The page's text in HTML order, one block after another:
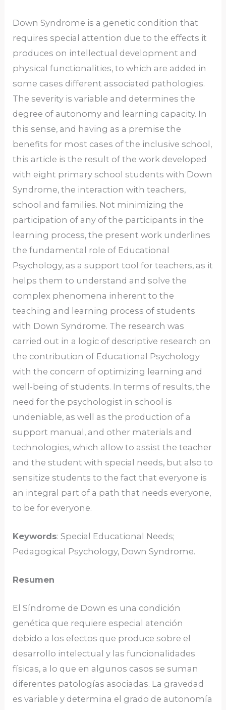
Down Syndrome is a genetic condition that
requires special attention due to the effects it
produces on intellectual development and
physical functionalities, to which are added in
some cases different associated pathologies.
The severity is variable and determines the
degree of autonomy and learning capacity. In
this sense, and having as a premise the
benefits for most cases of the inclusive school,
this article is the result of the work developed
with eight primary school students with Down
Syndrome, the interaction with teachers,
school and families. Not minimizing the
participation of any of the participants in the
learning process, the present work underlines
the fundamental role of Educational
Psychology, as a support tool for teachers, as it
helps them to understand and solve the
complex phenomena inherent to the
teaching and learning process of students
with Down Syndrome. The research was
carried out in a logic of descriptive research on
the contribution of Educational Psychology
with the concern of optimizing learning and
well-being of students. In terms of results, the
need for the psychologist in school is
undeniable, as well as the production of a
support manual, and other materials and
technologies, which allow to assist the teacher
and the student with special needs, but also to
sensitize students to the fact that everyone is
an integral part of a path that needs everyone,
to be for everyone.
Keywords: Special Educational Needs;
Pedagogical Psychology, Down Syndrome.
Resumen
El Síndrome de Down es una condición
genética que requiere especial atención
debido a los efectos que produce sobre el
desarrollo intelectual y las funcionalidades
físicas, a lo que en algunos casos se suman
diferentes patologías asociadas. La gravedad
es variable y determina el grado de autonomía